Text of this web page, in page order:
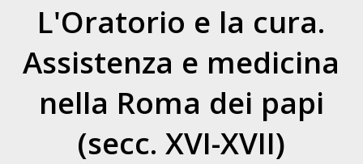
L'Oratorio e la cura.
Assistenza e medicina
nella Roma dei papi
(secc. XVI-XVII)